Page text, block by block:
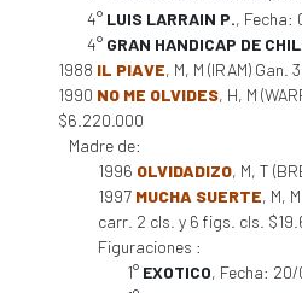
4° LUIS LARRAIN P., Fecha:
4° GRAN HANDICAP DE
1988 IL PIAVE, M, M (IRAM)
1990 NO ME OLVIDES, H, M
$6.220.000
Madre de:
1996 OLVIDADIZO, M, T
1997 MUCHA SUERTE, M,
carr. 2 cls. y 6 figs. cls.
Figuraciones :
1° EXOTICO, Fecha: